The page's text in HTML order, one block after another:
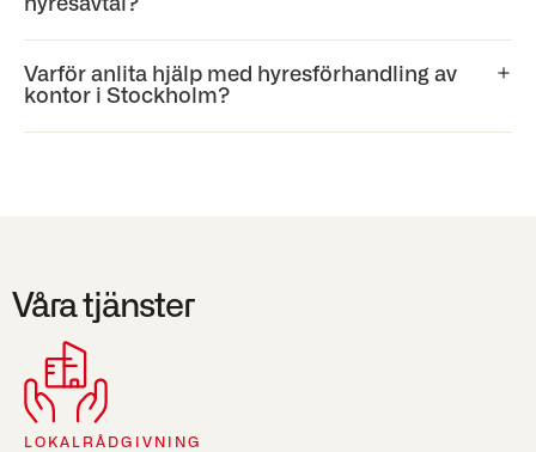
hyresavtal?
Varför anlita hjälp med hyresförhandling av
kontor i Stockholm?
Våra tjänster
LOKALRÅDGIVNING